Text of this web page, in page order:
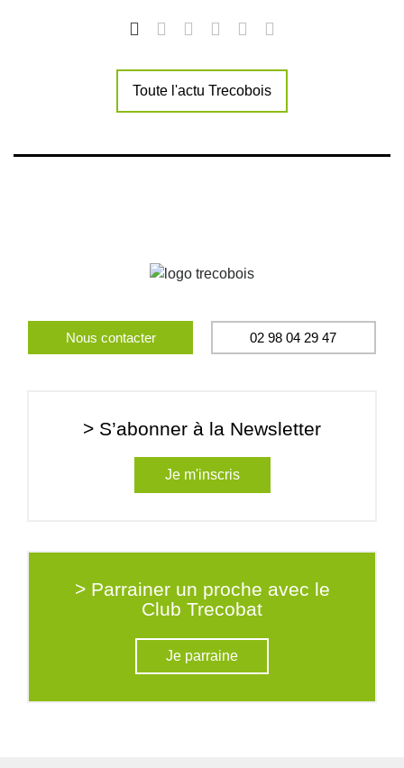
Toute l'actu Trecobois
Nous contacter 02 98 04 29 47
> S’abonner à la Newsletter
Je m'inscris
> Parrainer un proche avec le
Club Trecobat
Je parraine